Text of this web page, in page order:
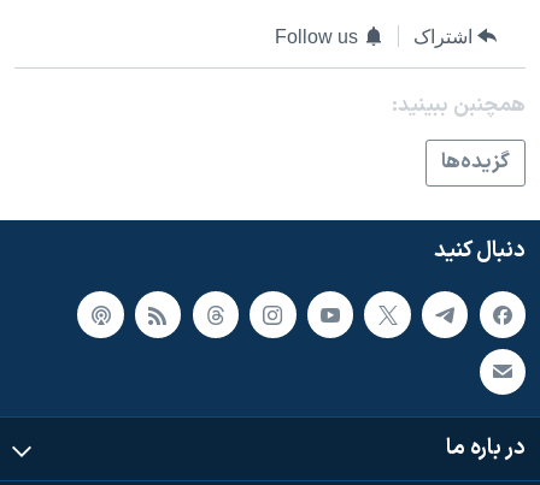
همایش محافظه‌کاران آمریکا «سی‌پک»
سفر پرزیدنت ترامپ به چین
اشتراک Follow us
همچنبن ببینید:
گزيده‌ها
دنبال کنید
در باره ما